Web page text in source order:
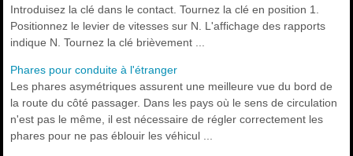
Introduisez la clé dans le contact. Tournez la clé en position 1.
Positionnez le levier de vitesses sur N. L'affichage des rapports
indique N. Tournez la clé brièvement ...
Phares pour conduite à l'étranger
Les phares asymétriques assurent une meilleure vue du bord de
la route du côté passager. Dans les pays où le sens de circulation
n'est pas le même, il est nécessaire de régler correctement les
phares pour ne pas éblouir les véhicul ...